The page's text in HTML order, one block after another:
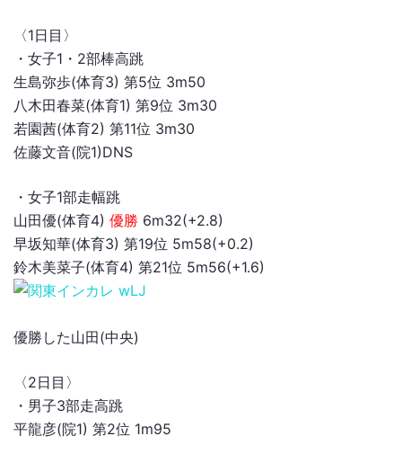
〈1日目〉
・女子1・2部棒高跳
生島弥歩(体育3) 第5位 3m50
八木田春菜(体育1) 第9位 3m30
若園茜(体育2) 第11位 3m30
佐藤文音(院1)DNS
・女子1部走幅跳
山田優(体育4) 優勝 6m32(+2.8)
早坂知華(体育3) 第19位 5m58(+0.2)
鈴木美菜子(体育4) 第21位 5m56(+1.6)
優勝した山田(中央)
〈2日目〉
・男子3部走高跳
平龍彦(院1) 第2位 1m95